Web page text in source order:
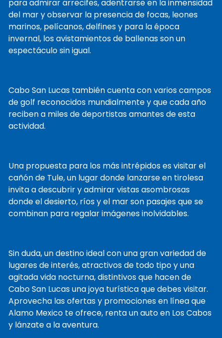
para admirar arrecifes, adentrarse en la inmensidad
del mar y observar la presencia de focas, leones
marinos, pelícanos, delfines y para la época
invernal, los avistamientos de ballenas son un
espectáculo sin igual.
Cabo San Lucas también cuenta con varios campos
de golf reconocidos mundialmente y que cada año
reciben a miles de deportistas amantes de esta
actividad.
Una propuesta para los más intrépidos es visitar el
cañón de Tule, un lugar donde lanzarse en tirolesa
invita a descubrir y admirar vistas asombrosas
donde el desierto, ríos y el mar son pasajes que se
combinan para regalar imágenes inolvidables.
Sin duda, un destino ideal con una gran variedad de
lugares de interés, atractivos de todo tipo y una
agitada vida nocturna, distintivos que hacen de
Cabo San Lucas una joya turística que debes visitar.
Aprovecha las ofertas y promociones en línea que
Alamo Mexico te ofrece, renta un auto en Los Cabos
y lánzate a la aventura.